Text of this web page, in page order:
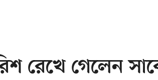
রেখে গেলেন